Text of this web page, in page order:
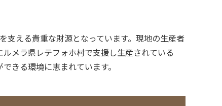
支える貴重な財源となっています。現地の生産者
メラ県レテフォホ村で支援し生産されている
きる環境に恵まれています。